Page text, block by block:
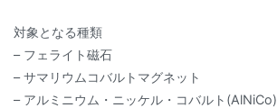
対象となる種類
– フェライト磁石
– サマリウムコバルトマグネット
– アルミニウム・ニッケル・コバルト(AlNiCo)